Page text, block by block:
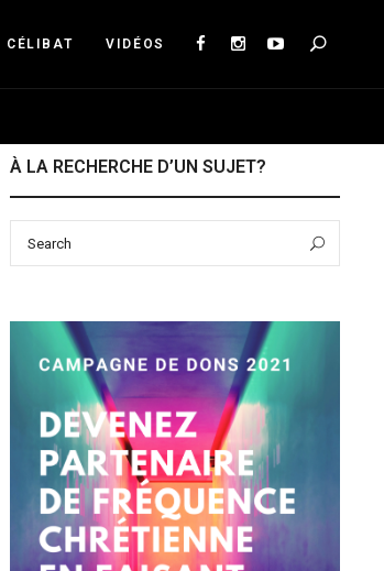
CÉLIBAT VIDÉOS
À LA RECHERCHE D’UN SUJET?